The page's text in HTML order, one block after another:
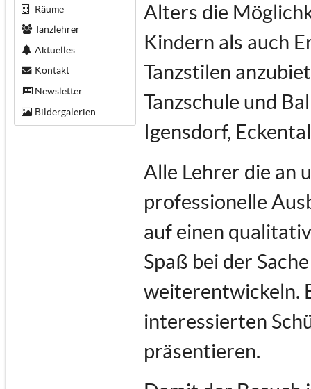
Räume
Tanzlehrer
Aktuelles
Kontakt
Newsletter
Bildergalerien
Alters die
Kindern als auch
Tanzstilen
Tanzschule und
Igensdorf,
Alle Lehrer die an
professionelle
auf einen
Spaß bei der
weiterentwickeln.
interessierten
präsentieren.